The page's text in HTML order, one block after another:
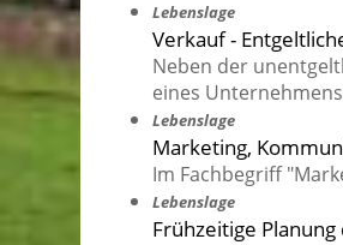
Lebenslage
Verkauf -
Neben der
eines
Lebenslage
Marketing,
Im Fachbegriff
Lebenslage
Frühzeitige